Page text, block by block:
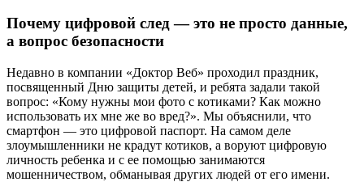
Почему цифровой след — это не просто данные,
а вопрос безопасности
Недавно в компании «Доктор Веб» проходил праздник,
посвященный Дню защиты детей, и ребята задали такой
вопрос: «Кому нужны мои фото с котиками? Как можно
использовать их мне же во вред?». Мы объяснили, что
смартфон — это цифровой паспорт. На самом деле
злоумышленники не крадут котиков, а воруют цифровую
личность ребенка и с ее помощью занимаются
мошенничеством, обманывая других людей от его имени.